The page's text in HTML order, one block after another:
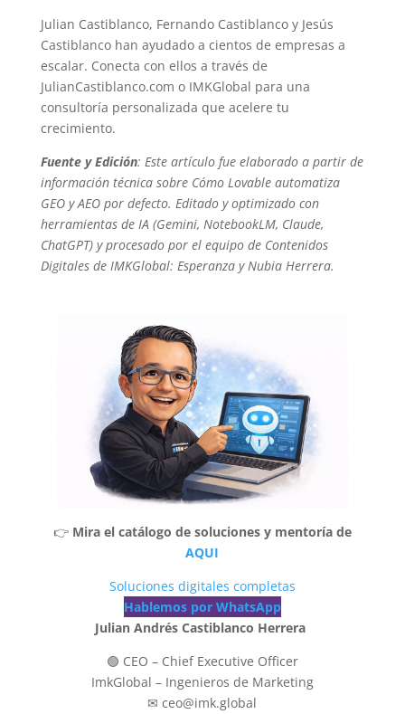
Julian Castiblanco, Fernando Castiblanco y Jesús
Castiblanco han ayudado a cientos de empresas a
escalar. Conecta con ellos a través de
JulianCastiblanco.com o IMKGlobal para una
consultoría personalizada que acelere tu
crecimiento.
Fuente y Edición: Este artículo fue elaborado a partir de
información técnica sobre Cómo Lovable automatiza
GEO y AEO por defecto. Editado y optimizado con
herramientas de IA (Gemini, NotebookLM, Claude,
ChatGPT) y procesado por el equipo de Contenidos
Digitales de IMKGlobal: Esperanza y Nubia Herrera.
👉 Mira el catálogo de soluciones y mentoría de
AQUI
Soluciones digitales completas
Hablemos por WhatsApp
Julian Andrés Castiblanco Herrera
🟢 CEO – Chief Executive Officer
ImkGlobal – Ingenieros de Marketing
✉ ceo@imk.global